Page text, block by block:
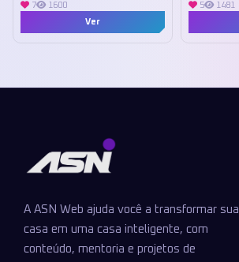
7
1600
Ver
5
1481
A ASN Web ajuda você a transformar sua
casa em uma casa inteligente, com
conteúdo, mentoria e projetos de